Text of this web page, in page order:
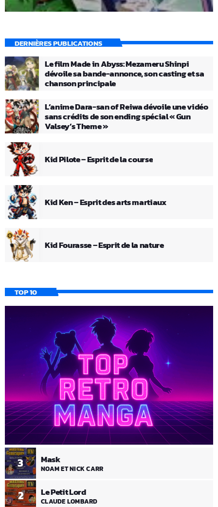
DERNIÈRES PUBLICATIONS
Le film Made in Abyss: Mezameru Shinpi
dévoile sa bande-annonce, son casting et sa
chanson principale
L’anime Dara-san of Reiwa dévoile une vidéo
sans crédits de son ending spécial « Gun
Valsey’s Theme »
Kid Pilote – Esprit de la course
Kid Ken – Esprit des arts martiaux
Kid Fourasse – Esprit de la nature
TOP 10
2 Le Petit Lord
CLAUDE LOMBARD
3 Mask
NOAM ET NICK CARR